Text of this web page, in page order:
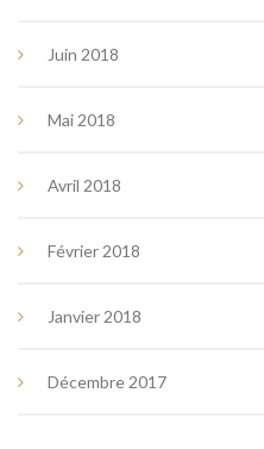
Juin 2018
Mai 2018
Avril 2018
Février 2018
Janvier 2018
Décembre 2017